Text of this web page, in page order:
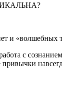
и «волшебных
с